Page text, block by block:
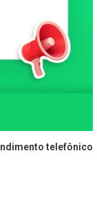
telefônico